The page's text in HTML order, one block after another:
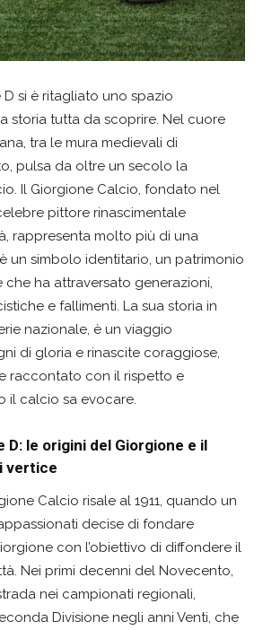
D si è ritagliato uno spazio
storia tutta da scoprire. Nel cuore
tra le mura medievali di
pulsa da oltre un secolo la
Il Giorgione Calcio, fondato nel
pittore rinascimentale
rappresenta molto più di una
un simbolo identitario, un patrimonio
ha attraversato generazioni,
e fallimenti. La sua storia in
nazionale, è un viaggio
di gloria e rinascite coraggiose,
raccontato con il rispetto e
il calcio sa evocare.
D: le origini del Giorgione e il
vertice
Calcio risale al 1911, quando un
decise di fondare
con l’obiettivo di diffondere il
Nei primi decenni del Novecento,
nei campionati regionali,
Divisione negli anni Venti, che